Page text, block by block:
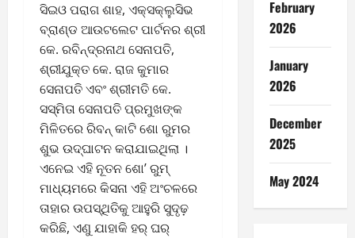
ସିଇଓ ପରାଗ ଶାହ, ଏକ୍ସକ୍ଲୁସିଭ
ବ୍ରାଣ୍ଡ ଆଉଟଲେଟ ପାର୍ଟନର ଶ୍ରୀ
କେ. ରବିନ୍ଦ୍ରନାଥ ସେନାପତି,
ଶ୍ରୀଯୁକ୍ତ କେ. ରାଜ କୁମାର
ସେନାପତି ଏବଂ ଶ୍ରୀମତି କେ.
ସସ୍ମିତା ସେନାପତି ପ୍ରମୁଖଙ୍କ
ମିଳିତରେ ରିବନ୍ କାଟି ଶୋ ରୁମର
ଶୁଭ ଉଦ୍ଘାଟନ କରାଯାଇଥିଲା ।
ଏନେଇ ଏହି ନୂତନ ଶୋ’ ରୁମ୍
ମାଧ୍ୟମରେ କିସନା ଏହି ଅଂଚଳରେ
ତାହାର ଉପସ୍ଥିତିକୁ ଆହୁରି ସୁଦୃଢ଼
କରିଛି, ଏଣୁ ଯାହାକି ହର୍ ଘର୍
February
2026
January
2026
December
2025
May 2024